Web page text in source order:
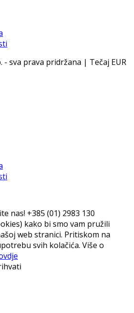
- sva prava pridržana | Tečaj EUR
nas! +385 (01) 2983 130
kako bi smo vam pružili
web stranici. Pritiskom na
svih kolačića. Više o